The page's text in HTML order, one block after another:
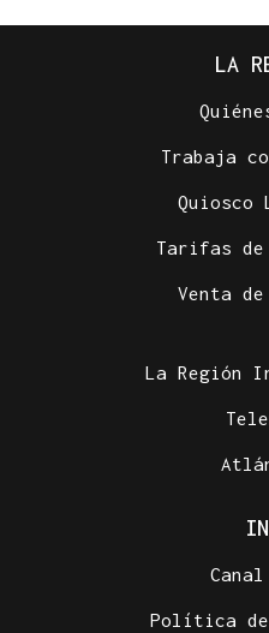
LA
Trabaja
Quiosco
Tarifas
Venta de
La Región
Política